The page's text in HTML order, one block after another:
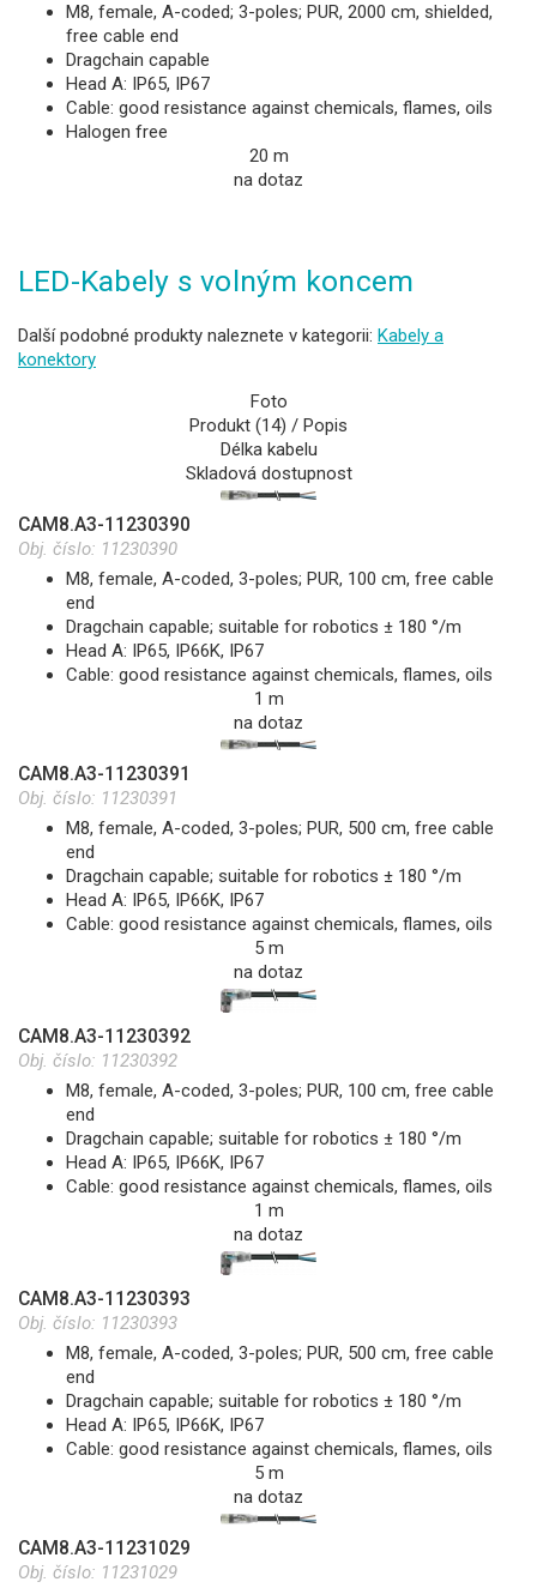
M8, female, A-coded; 3-poles; PUR, 2000 cm, shielded,
free cable end
Dragchain capable
Head A: IP65, IP67
Cable: good resistance against chemicals, flames, oils
Halogen free
20 m
na dotaz
LED-Kabely s volným koncem
Další podobné produkty naleznete v kategorii: Kabely a
konektory
Foto
Produkt (14) / Popis
Délka kabelu
Skladová dostupnost
CAM8.A3-11230390
Obj. číslo: 11230390
M8, female, A-coded, 3-poles; PUR, 100 cm, free cable
end
Dragchain capable; suitable for robotics ± 180 °/m
Head A: IP65, IP66K, IP67
Cable: good resistance against chemicals, flames, oils
1 m
na dotaz
CAM8.A3-11230391
Obj. číslo: 11230391
M8, female, A-coded, 3-poles; PUR, 500 cm, free cable
end
Dragchain capable; suitable for robotics ± 180 °/m
Head A: IP65, IP66K, IP67
Cable: good resistance against chemicals, flames, oils
5 m
na dotaz
CAM8.A3-11230392
Obj. číslo: 11230392
M8, female, A-coded, 3-poles; PUR, 100 cm, free cable
end
Dragchain capable; suitable for robotics ± 180 °/m
Head A: IP65, IP66K, IP67
Cable: good resistance against chemicals, flames, oils
1 m
na dotaz
CAM8.A3-11230393
Obj. číslo: 11230393
M8, female, A-coded, 3-poles; PUR, 500 cm, free cable
end
Dragchain capable; suitable for robotics ± 180 °/m
Head A: IP65, IP66K, IP67
Cable: good resistance against chemicals, flames, oils
5 m
na dotaz
CAM8.A3-11231029
Obj. číslo: 11231029